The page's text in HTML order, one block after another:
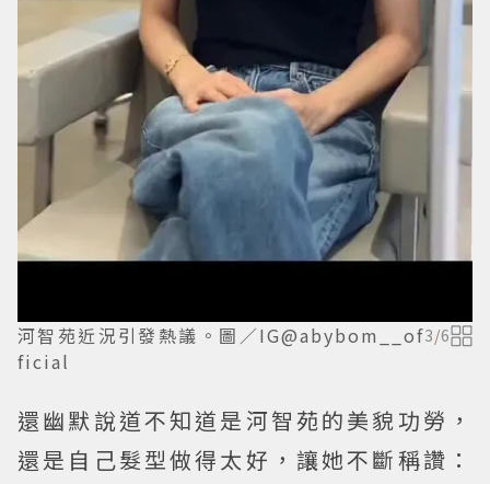
河智苑近況引發熱議。圖／IG@abybom__of
ficial
3/6
還幽默說道不知道是河智苑的美貌功勞，
還是自己髮型做得太好，讓她不斷稱讚：